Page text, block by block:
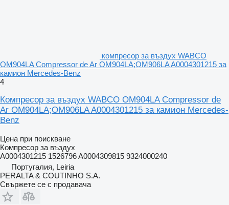
компресор за въздух WABCO
OM904LA Compressor de Ar OM904LA;OM906LA A0004301215 за
камион Mercedes-Benz
4
Компресор за въздух WABCO OM904LA Compressor de
Ar OM904LA;OM906LA A0004301215 за камион Mercedes-
Benz
Цена при поискване
Компресор за въздух
A0004301215 1526796 A0004309815 9324000240
Португалия, Leiria
PERALTA & COUTINHO S.A.
Свържете се с продавача